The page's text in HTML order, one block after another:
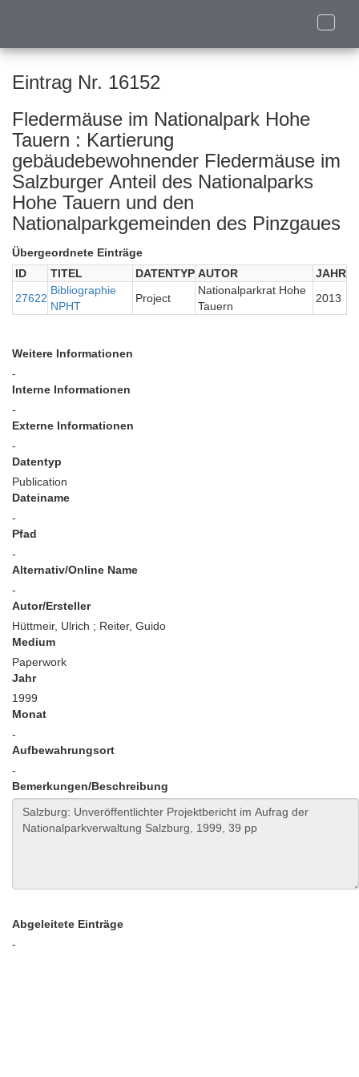
Toggle
Eintrag Nr. 16152
Fledermäuse im Nationalpark Hohe
Tauern : Kartierung
gebäudebewohnender Fledermäuse im
Salzburger Anteil des Nationalparks
Hohe Tauern und den
Nationalparkgemeinden des Pinzgaues
Übergeordnete Einträge
ID
TITEL DATENTYP AUTOR
JAHR
27622
Bibliographie
NPHT
Project
Nationalparkrat Hohe
Tauern
2013
Weitere Informationen
-
Interne Informationen
-
Externe Informationen
-
Datentyp
Publication
Dateiname
-
Pfad
-
Alternativ/Online Name
-
Autor/Ersteller
Hüttmeir, Ulrich ; Reiter, Guido
Medium
Paperwork
Jahr
1999
Monat
-
Aufbewahrungsort
-
Bemerkungen/Beschreibung
Abgeleitete Einträge
-